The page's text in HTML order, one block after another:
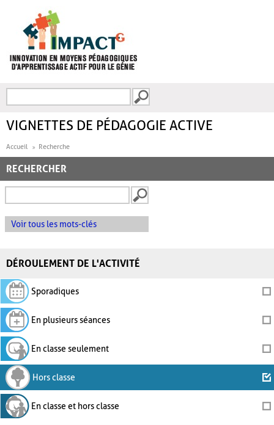
FORMULAIRE DE
VIGNETTES DE PÉDAGOGIE ACTIVE
Accueil Recherche
RECHERCHER
Voir tous les mots-clés
DÉROULEMENT DE L'ACTIVITÉ
Sporadiques
En plusieurs séances
En classe seulement
Hors classe
En classe et hors classe